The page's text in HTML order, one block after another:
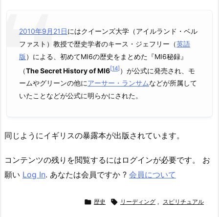
2010年9月21日にはクイーンズ大学（アイルランド・ベル
ファスト）教授で歴史学者のキース・ジェフリー （英語
版） による、初めてMI6の歴史をまとめた『MI6秘録』
（The Secret History of MI6[14] ）が公式に発売され、モ
ームやグリーンの他にアーサー・ランサムなどが所属して
いたことなどが公式に明らかにされた。
同じようにイギリスの暴露本が出版されています。
コンテンツの残りを閲覧するにはログインが必要です。 お
願い Log In. あなたは会員ですか ? 会員について
 歴史  リーディング , スピリチュアル